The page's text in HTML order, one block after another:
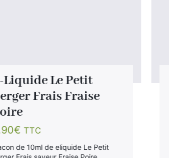
Liquide Le Petit
Frais Fraise
€ TTC
de 10ml de eliquide Le Petit